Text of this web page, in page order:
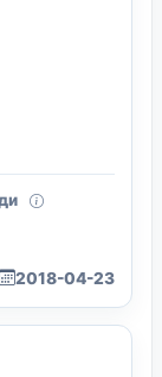
2018-04-23